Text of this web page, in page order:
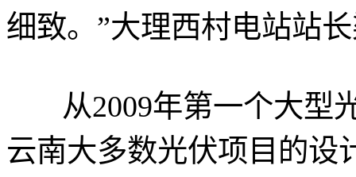
细致。”大理西村电站站
从2009年第一个大型
云南大多数光伏项目的设